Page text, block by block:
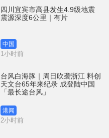
四川宜宾市高县发生4.9级地震
震源深度6公里｜有片
中国
1小时前
台风白海豚｜周日吹袭浙江 料创
天文台65年来纪录 成登陆中国
「最长途台风」
港闻
2小时前